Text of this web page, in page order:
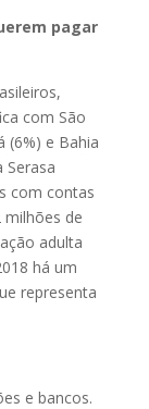
pagar
com São
(6%) e Bahia
Serasa
com contas
milhões de
adulta
há um
representa
e bancos.